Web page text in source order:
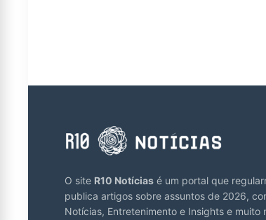
O site R10 Notícias é um portal que
publica artigos sobre assuntos de 2026,
Notícias, Entretenimento e Insights e muito